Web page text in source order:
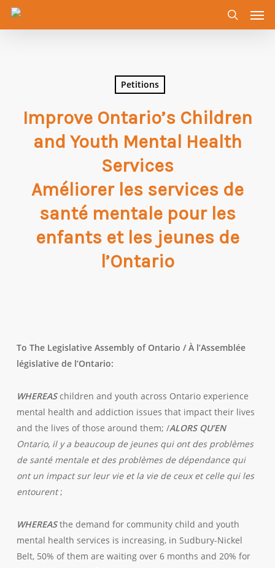
Skip
search
Petitions
Improve Ontario’s Children
and Youth Mental Health
Services
Améliorer les services de
santé mentale pour les
enfants et les jeunes de
l’Ontario
To The Legislative Assembly of Ontario / À l’Assemblée
législative de l’Ontario:
WHEREASchildren and youth across Ontario experience
mental health and addiction issues that impact their lives
and the lives of those around them; /ALORS QU’EN
Ontario, il y a beaucoup de jeunes qui ont des problèmes
de santé mentale et des problèmes de dépendance qui
ont un impact sur leur vie et la vie de ceux et celle qui les
entourent;
WHEREASthe demand for community child and youth
mental health services is increasing, in Sudbury-Nickel
Belt, 50% of them are waiting over 6 months and 20% for